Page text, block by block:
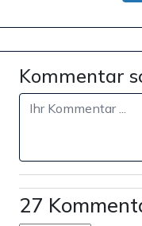
Kommentar
27